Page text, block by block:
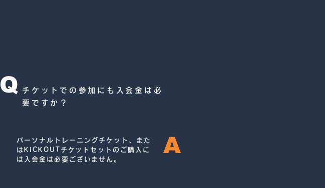
Qチケットでの参加にも入会金は必
要ですか？
パーソナルトレーニングチケット、また
はKICKOUTチケットセットのご購入に
は入会金は必要ございません。
A